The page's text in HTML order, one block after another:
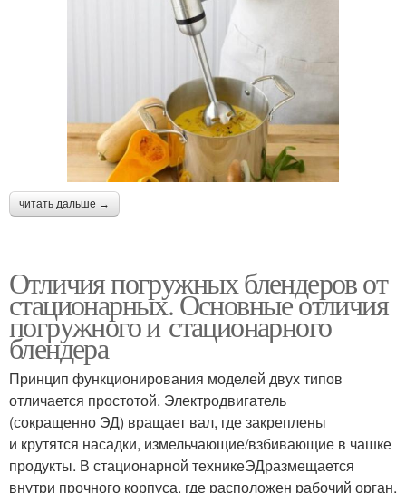
читать дальше →
Отличия погружных блендеров от
стационарных. Основные отличия
погружного и стационарного
блендера
Принцип функционирования моделей двух типов
отличается простотой. Электродвигатель
(сокращенно ЭД) вращает вал, где закреплены
и крутятся насадки, измельчающие/взбивающие в чашке
продукты. В стационарной техникеЭДразмещается
внутри прочного корпуса, где расположен рабочий орган,